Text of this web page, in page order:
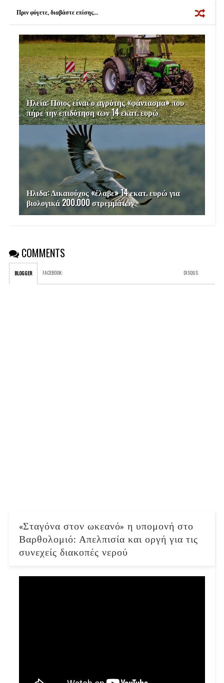
Πριν φύγετε, διαβάστε επίσης...
Ηλεία: Ποιος είναι ο αγρότης «φάντασμα» που
πήρε την επιδότηση των 14 εκατ. ευρώ
Ηλιδα: Δικαιούχος «έλαβε» 14 εκατ. ευρώ για
βιολογικά 200.000 στρεμμάτων
COMMENTS
BLOGGER FACEBOOK: DISQUS
«Σταγόνα στον ωκεανό» η υπομονή στο
Βαρθολομιό: Απελπισία και οργή για τις
συνεχείς διακοπές νερού